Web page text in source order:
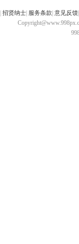
招贤纳士 服务条款 意见反馈